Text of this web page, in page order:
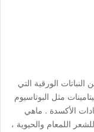
الورقية التي
مثل البوتاسيوم
الأكسدة . ماهي
اللمعام والحيوية ،